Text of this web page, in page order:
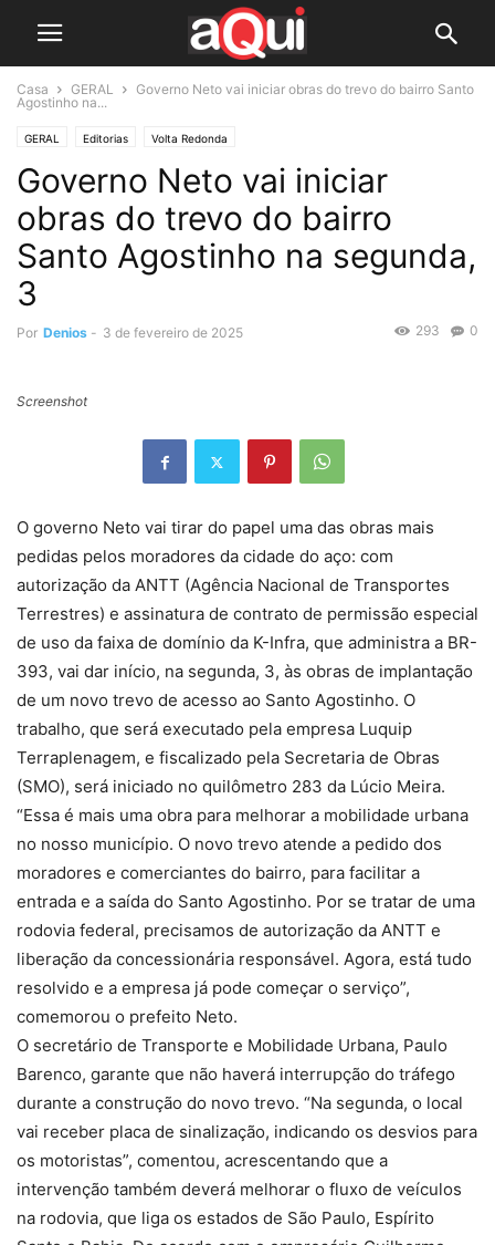
Casa GERAL
Governo Neto vai iniciar obras do trevo do bairro Santo
Agostinho na...
GERAL Editorias Volta Redonda
Governo Neto vai iniciar
obras do trevo do bairro
Santo Agostinho na segunda,
3
Por Denios - 3 de fevereiro de 2025 0
293
Screenshot
O governo Neto vai tirar do papel uma das obras mais
pedidas pelos moradores da cidade do aço: com
autorização da ANTT (Agência Nacional de Transportes
Terrestres) e assinatura de contrato de permissão especial
de uso da faixa de domínio da K-Infra, que administra a BR-
393, vai dar início, na segunda, 3, às obras de implantação
de um novo trevo de acesso ao Santo Agostinho. O
trabalho, que será executado pela empresa Luquip
Terraplenagem, e fiscalizado pela Secretaria de Obras
(SMO), será iniciado no quilômetro 283 da Lúcio Meira.
“Essa é mais uma obra para melhorar a mobilidade urbana
no nosso município. O novo trevo atende a pedido dos
moradores e comerciantes do bairro, para facilitar a
entrada e a saída do Santo Agostinho. Por se tratar de uma
rodovia federal, precisamos de autorização da ANTT e
liberação da concessionária responsável. Agora, está tudo
resolvido e a empresa já pode começar o serviço”,
comemorou o prefeito Neto.
O secretário de Transporte e Mobilidade Urbana, Paulo
Barenco, garante que não haverá interrupção do tráfego
durante a construção do novo trevo. “Na segunda, o local
vai receber placa de sinalização, indicando os desvios para
os motoristas”, comentou, acrescentando que a
intervenção também deverá melhorar o fluxo de veículos
na rodovia, que liga os estados de São Paulo, Espírito